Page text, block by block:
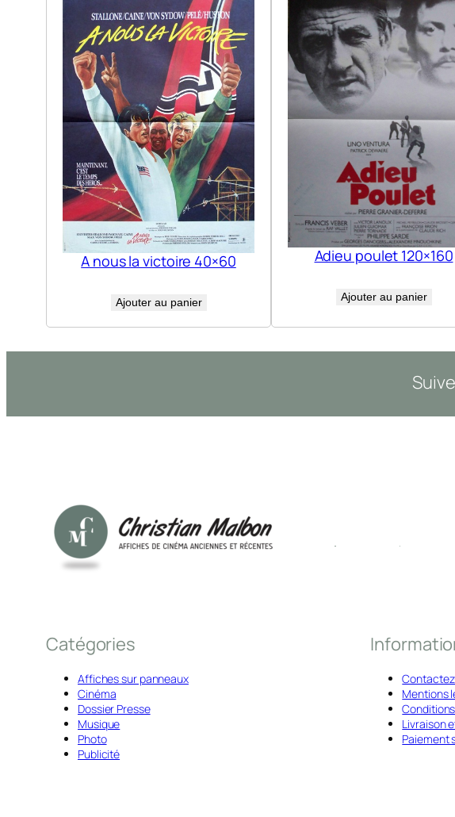
A nous la victoire 40×60
Ajouter au panier
Adieu poulet 120×160
Ajouter au panier
Catégories
Affiches sur panneaux
Cinéma
Dossier Presse
Musique
Photo
Publicité
Mentions
Livraison
Paiement